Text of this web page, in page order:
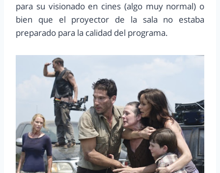
para su visionado en cines (algo muy normal) o
bien que el proyector de la sala no estaba
preparado para la calidad del programa.